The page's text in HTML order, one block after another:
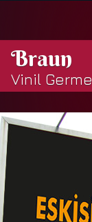
Braun
Vinil Germe